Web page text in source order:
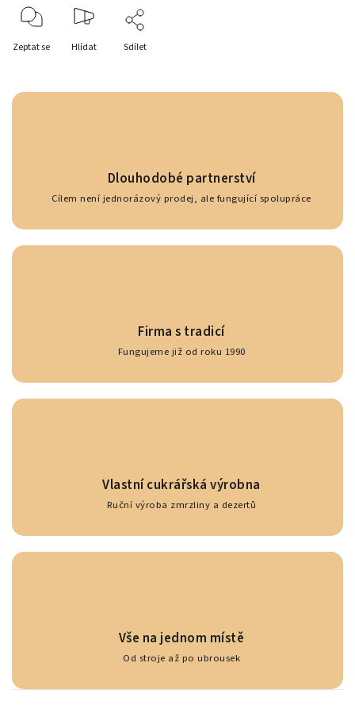
Zeptat se Hlídat Sdílet
Dlouhodobé partnerství
Cílem není jednorázový prodej, ale fungující spolupráce
Firma s tradicí
Fungujeme již od roku 1990
Vlastní cukrářská výrobna
Ruční výroba zmrzliny a dezertů
Vše na jednom místě
Od stroje až po ubrousek